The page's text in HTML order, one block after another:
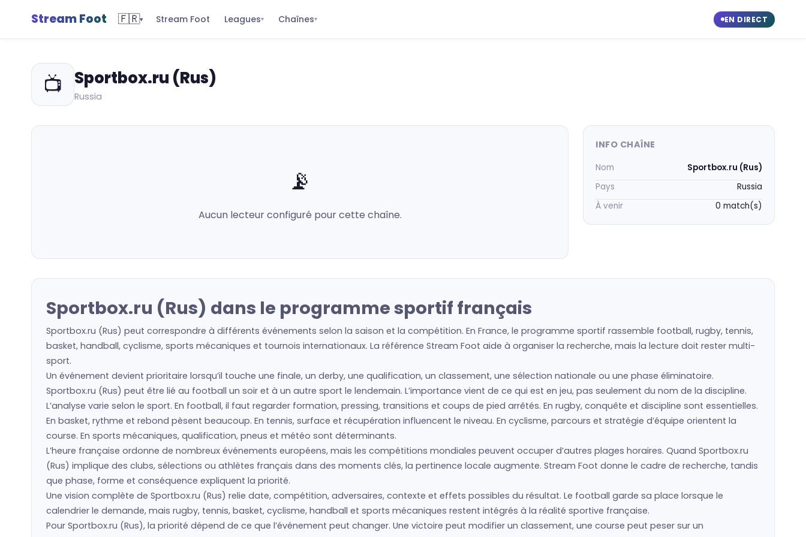
Stream Foot 🇫🇷▾ Stream Foot Leagues▾ Chaînes▾ EN DIRECT
📺 Sportbox.ru (Rus)
Russia
📡
Aucun lecteur configuré pour cette chaîne.
INFO CHAÎNE
Nom
Sportbox.ru (Rus)
Pays
Russia
À venir
0 match(s)
Sportbox.ru (Rus) dans le programme sportif français
Sportbox.ru (Rus) peut correspondre à différents événements selon la saison et la compétition. En France, le programme sportif rassemble football, rugby, tennis,
basket, handball, cyclisme, sports mécaniques et tournois internationaux. La référence Stream Foot aide à organiser la recherche, mais la lecture doit rester multi-
sport.
Un événement devient prioritaire lorsqu’il touche une finale, un derby, une qualification, un classement, une sélection nationale ou une phase éliminatoire.
Sportbox.ru (Rus) peut être lié au football un soir et à un autre sport le lendemain. L’importance vient de ce qui est en jeu, pas seulement du nom de la discipline.
L’analyse varie selon le sport. En football, il faut regarder formation, pressing, transitions et coups de pied arrêtés. En rugby, conquête et discipline sont essentielles.
En basket, rythme et rebond pèsent beaucoup. En tennis, surface et récupération influencent le niveau. En cyclisme, parcours et stratégie d’équipe orientent la
course. En sports mécaniques, qualification, pneus et météo sont déterminants.
L’heure française ordonne de nombreux événements européens, mais les compétitions mondiales peuvent occuper d’autres plages horaires. Quand Sportbox.ru
(Rus) implique des clubs, sélections ou athlètes français dans des moments clés, la pertinence locale augmente. Stream Foot donne le cadre de recherche, tandis
que phase, forme et conséquence expliquent la priorité.
Une vision complète de Sportbox.ru (Rus) relie date, compétition, adversaires, contexte et effets possibles du résultat. Le football garde sa place lorsque le
calendrier le demande, mais rugby, tennis, basket, cyclisme, handball et sports mécaniques restent intégrés à la réalité sportive française.
Pour Sportbox.ru (Rus), la priorité dépend de ce que l’événement peut changer. Une victoire peut modifier un classement, une course peut peser sur un